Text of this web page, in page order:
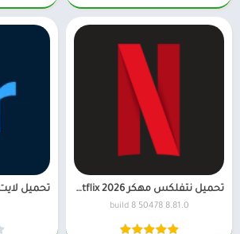
تحميل نتفلكس مهكر 2026 Netflix للاندرويد
8.81.0 build 8 50478